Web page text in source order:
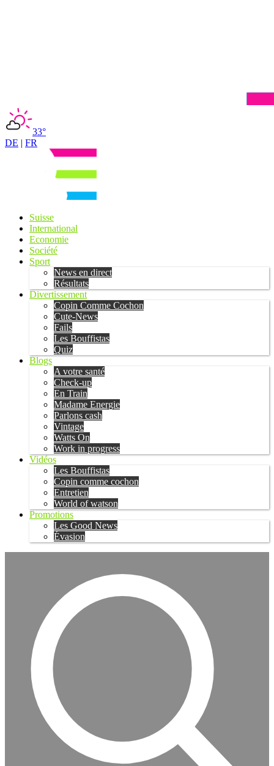
33°
DE | FR
Suisse
International
Economie
Société
Sport
News en direct
Résultats
Divertissement
Copin Comme Cochon
Cute-News
Fails
Les Bouffistas
Quiz
Blogs
A votre santé
Check-up
En Train
Madame Energie
Parlons cash
Vintage
Watts On
Work in progress
Vidéos
Les Bouffistas
Copin comme cochon
Entretien
World of watson
Promotions
Les Good News
Évasion